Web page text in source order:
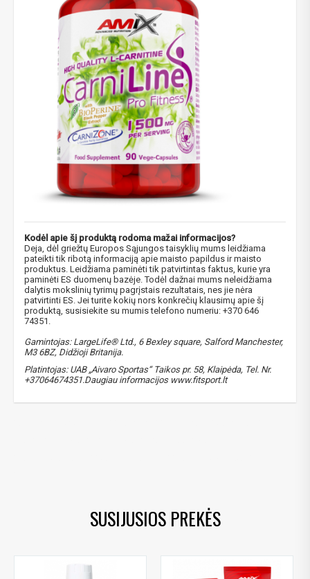
Kodėl apie šį produktą rodoma mažai informacijos?
Deja, dėl griežtų Europos Sąjungos taisyklių mums leidžiama
pateikti tik ribotą informaciją apie maisto papildus ir maisto
produktus. Leidžiama paminėti tik patvirtintas faktus, kurie yra
paminėti ES duomenų bazėje. Todėl dažnai mums neleidžiama
dalytis mokslinių tyrimų pagrįstais rezultatais, nes jie nėra
patvirtinti ES. Jei turite kokių nors konkrečių klausimų apie šį
produktą, susisiekite su mumis telefono numeriu: +370 646
74351.
Gamintojas: LargeLife® Ltd., 6 Bexley square, Salford Manchester,
M3 6BZ, Didžioji Britanija.
Platintojas: UAB „Aivaro Sportas“ Taikos pr. 58, Klaipėda, Tel. Nr.
+37064674351.Daugiau informacijos www.fitsport.lt
SUSIJUSIOS PREKĖS
NUOLAIDA TAU!
Gauk-10%* nuolaidos kodąapsipirkimui (daugeliui
Prenumeruok mūsų naujienlaiškį jau dabar!
* Nuolaida taikoma gamintojams: Amix, Bigman, XXL, Raw powders, Go
powders, Maxxwin, Power system. Akcijinėms prekėms nuolaida netaikoma,
nuolaidos nesumuojamos.
Gauti pasiūlymus ir nuolaidas
Sužinoti, kaip mes apsaugome ir tvarkome Jūsų duomenis galite